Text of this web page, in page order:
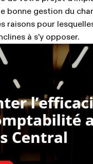
bonne gestion du
raisons pour
à s’y opposer.